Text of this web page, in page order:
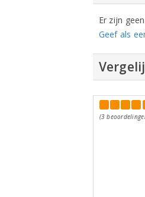
Er zijn
Geef als
(3